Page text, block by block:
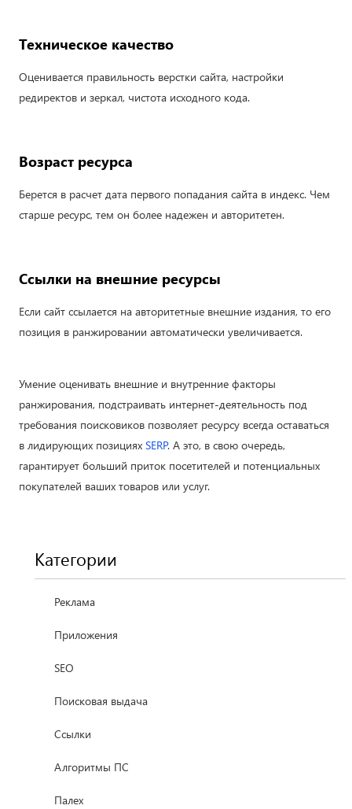
Техническое качество
Оценивается правильность верстки сайта, настройки
редиректов и зеркал, чистота исходного кода.
Возраст ресурса
Берется в расчет дата первого попадания сайта в индекс. Чем
старше ресурс, тем он более надежен и авторитетен.
Ссылки на внешние ресурсы
Если сайт ссылается на авторитетные внешние издания, то его
позиция в ранжировании автоматически увеличивается.
Умение оценивать внешние и внутренние факторы
ранжирования, подстраивать интернет-деятельность под
требования поисковиков позволяет ресурсу всегда оставаться
в лидирующих позициях SERP. А это, в свою очередь,
гарантирует больший приток посетителей и потенциальных
покупателей ваших товаров или услуг.
Категории
Реклама
Приложения
SEO
Поисковая выдача
Ссылки
Алгоритмы ПС
Палех